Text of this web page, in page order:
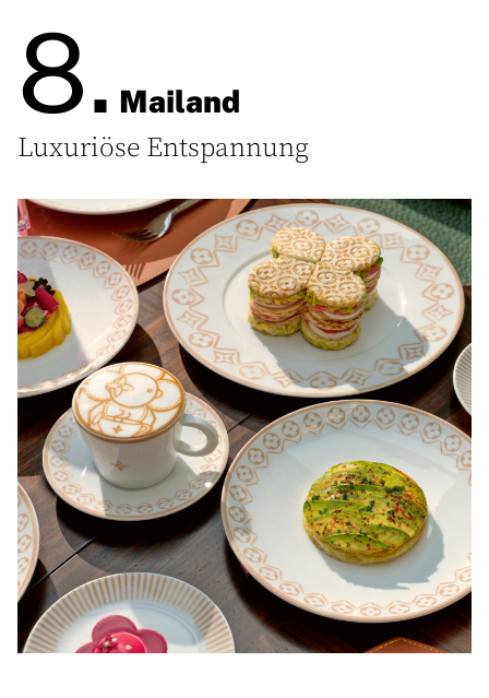
8. Mailand
Luxuriöse Entspannung